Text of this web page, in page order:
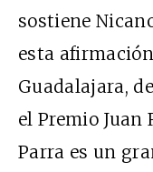
sostiene
esta
Guadalajara,
el Premio Juan
Parra es un